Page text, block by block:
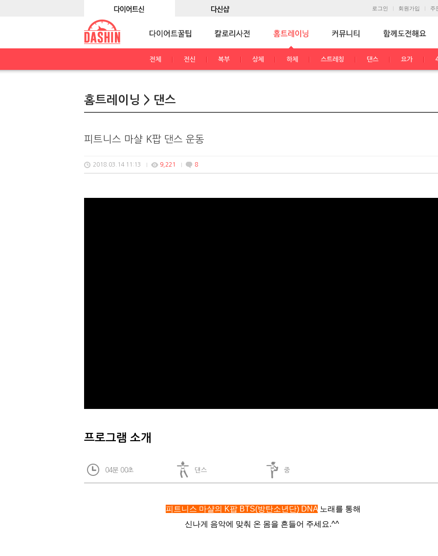
로그인 회원가입 주
전체 전신 복부 상체 하체 스트레칭 댄스 요가
홈트레이닝 > 댄스
피트니스 마샬 K팝 댄스 운동
2018.03.14 11:13 9,221 8
프로그램 소개
04분 00초 댄스 중
피트니스 마샬의 K팝 BTS(방탄소년단) DNA노래를 통해
신나게 음악에 맞춰 온 몸을 흔들어 주세요.^^